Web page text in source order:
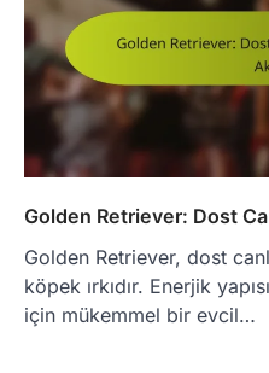
Golden Retriever: Dost
Golden Retriever, dost
köpek ırkıdır. Enerjik
için mükemmel bir evcil…